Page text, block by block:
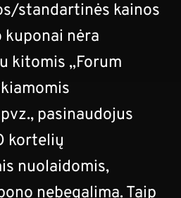
standartinės kainos
kuponai nėra
kitomis „Forum
pasinaudojus
kortelių
nuolaidomis,
nebegalima. Taip